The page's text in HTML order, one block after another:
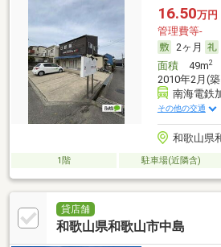
16.50万円
管理費等-
2ヶ月
面積49m2
2010年2月(
南海電鉄
その他の交通
和歌山県
1階 駐車場(近隣含)
貸店舗
和歌山県和歌山市中島